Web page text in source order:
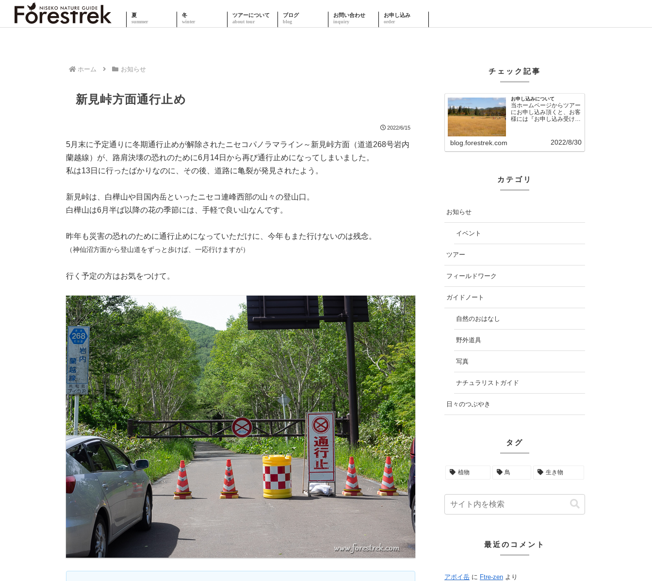
夏 冬 ツアーについて ブログ お問い合わせ お申し込み
ホーム お知らせ
新見峠方面通行止め
2022/6/15
5月末に予定通りに冬期通行止めが解除されたニセコパノラマライン～新見峠方面（道道268号岩内
蘭越線）が、路肩決壊の恐れのために6月14日から再び通行止めになってしまいました。
私は13日に行ったばかりなのに、その後、道路に亀裂が発見されたよう。
新見峠は、白樺山や目国内岳といったニセコ連峰西部の山々の登山口。
白樺山は6月半ば以降の花の季節には、手軽で良い山なんです。
昨年も災害の恐れのために通行止めになっていただけに、今年もまた行けないのは残念。
（神仙沼方面から登山道をずっと歩けば、一応行けますが）
行く予定の方はお気をつけて。
チェック記事
お申し込みについて
当ホームページからツアー
にお申し込み頂くと、お客
様には『お申し込み受け付
blog.forestrek.com 2022/8/30
カテゴリ
お知らせ
イベント
ツアー
フィールドワーク
ガイドノート
自然のおはなし
野外道具
写真
ナチュラリストガイド
日々のつぶやき
タグ
植物 鳥 生き物
最近のコメント
アポイ岳 に Ftre-zen より